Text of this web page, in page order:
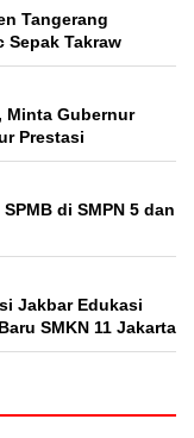
Tangerang
Takraw
Minta Gubernur
Prestasi
di SMPN 5 dan
Jakbar Edukasi
SMKN 11 Jakarta